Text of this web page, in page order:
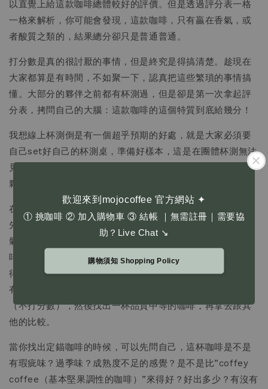
歡迎來到mojocoffee 官方網站 ✦
① 挑咖啡 ② 加入購物車 ③ 結帳 ｜無需註冊｜需要協
助？Live Chat ↘
購物須知 Shopping Policy
以直覺上給這款咖啡總體較好的評價。但是透過評分表一格
一格來解析，你可能會發現，這款咖啡，只有贏在香氣，或
者酸質之類的，結果總分卻只是普通普通。
打分數是真的很討厭的事情，但是終究是得搞清楚。趁現在
大家都算是有時間，不如聚一下，認真把這些繁瑣的事情搞
懂。大部分的夥伴之前都有杯測過，但是卻是第一次拿起評
分表，拷問自己的大腦：這款咖啡的這個特質到底給幾分！
我想線上杯測倒是有一個超乎預期的好處，就是大家必須要
自己set好自己的杯測桌，準備好樣本，這是在團體杯測無法
見到的狀況；因為團體杯測，為了秩序，通常只會由一兩位
夥伴打點好杯測環境與陳設。
在互動過程，為了避免打分數的過程迷失方向，我會建議，
先找『定錨點咖啡』，然後再依照定錨咖啡去比較：這個香
氣是比他好還是比他差？這個風味/尾韻/等等，是比定錨咖
啡好還是差？好多少分？差多少分？定錨咖啡該是誰，可能
得看杯測桌上的品質，但是也可以隨機抽出一杯。不管一桌
有六杯還是八杯，我會在正式打分數時，先快速喝過一輪
（不打分數），然後找出一杯品質中等的咖啡，再拿去跟其
他的比較。
當你找出定錨咖啡的時候，可以先問自己，這杯咖啡是不是
有瑕疵味？過季味？成熟度不足的感覺？是不是比”coffey
coffee（基本堅果調性的咖啡）”來得好？好出多少？有沒有